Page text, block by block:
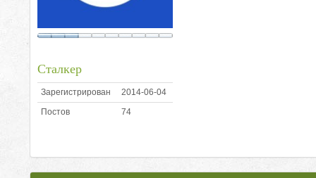
Сталкер
Зарегистрирован
2014-06-04
Постов
74